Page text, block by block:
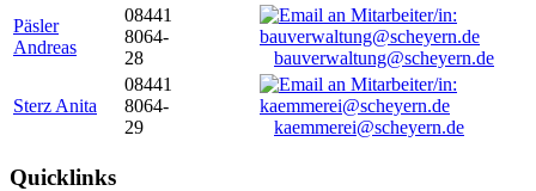
Päsler
Andreas
08441
8064-
28
bauverwaltung@scheyern.de
Sterz Anita
08441
8064-
29
kaemmerei@scheyern.de
Quicklinks